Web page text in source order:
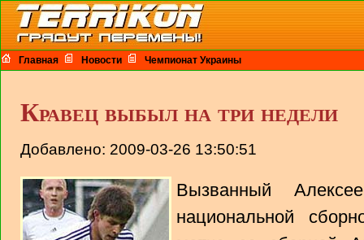
Главная Новости Чемпионат Украины
Кравец выбыл на три недели
Добавлено: 2009-03-26 13:50:51
Вызванный
национальной